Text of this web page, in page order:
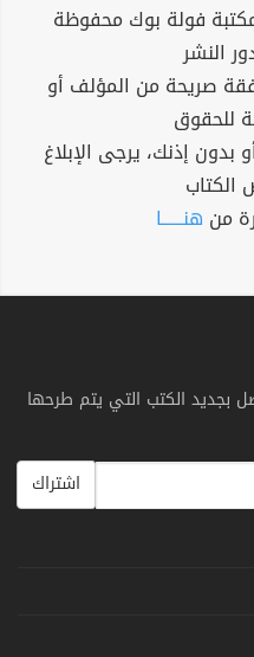
فولة بوك محفوظة
النشر
صريحة من المؤلف أو
للحقوق
إذنك، يرجى الإبلاغ
الكتاب
من هنــــــا
بجديد الكتب التي يتم طرحها
اشتراك